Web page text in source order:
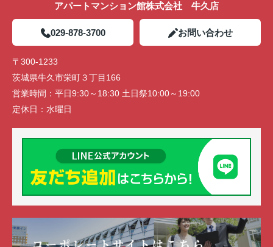
アパートマンション館株式会社 牛久店
029-878-3700 お問い合わせ
〒300-1233
茨城県牛久市栄町３丁目166
営業時間： 平日9:30～18:30 土日祭10:00～19:00
定休日： 水曜日